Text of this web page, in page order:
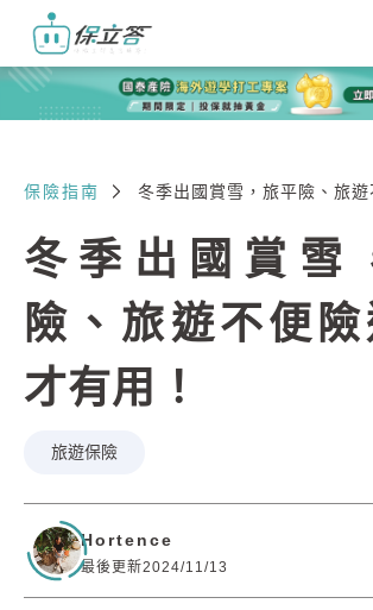
保險指南 冬季出國賞雪，旅平險、旅
冬季出國賞雪
險、旅遊不便
才有用！
旅遊保險
Hortence
最後更新2024/11/13